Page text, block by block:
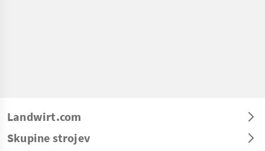
Landwirt.com
Skupine strojev